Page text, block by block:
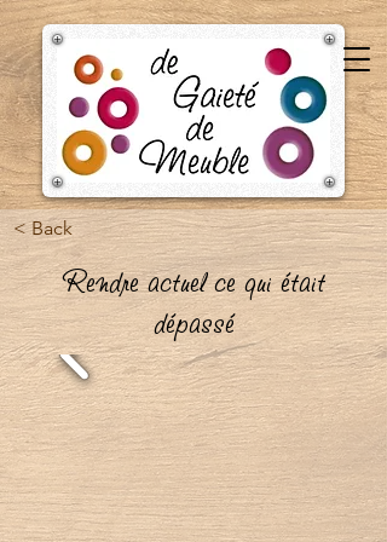
Rendre actuel ce qui était
dépassé
< Back